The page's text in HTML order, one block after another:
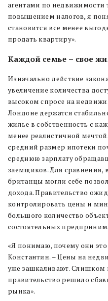
агентами по недвижимости
повышением налогов, я
становится все менее
продать квартиру».
Каждой семье – свое
Изначально действие
увеличение количества
высоком спросе на
Лондоне держатся
жилье в собственность с
менее реалистичной
средний размер ипотеки
среднюю зарплату
заемщиков. Для сравнения,
британцы могли себе
дохода. Правительство
контролировать цены и
большого количество
состоятельных
«Я понимаю, почему они это
Константин. – Цены на
уже зашкаливают. Слишком
правительство решило
рынка».